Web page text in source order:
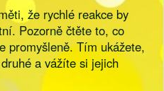
že rychlé reakce by
Pozorně čtěte to, co
promyšleně. Tím ukážete,
a vážíte si jejich